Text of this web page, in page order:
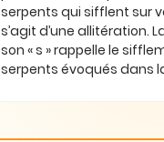
serpents qui sifflent sur
s’agit d’une allitération.
son « s » rappelle le
serpents évoqués dans